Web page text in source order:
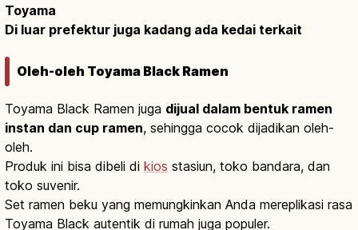
Toyama
Di luar prefektur juga kadang ada kedai terkait
Oleh-oleh Toyama Black Ramen
Toyama Black Ramen juga dijual dalam bentuk ramen
instan dan cup ramen, sehingga cocok dijadikan oleh-
oleh.
Produk ini bisa dibeli di kios stasiun, toko bandara, dan
toko suvenir.
Set ramen beku yang memungkinkan Anda mereplikasi rasa
Toyama Black autentik di rumah juga populer.